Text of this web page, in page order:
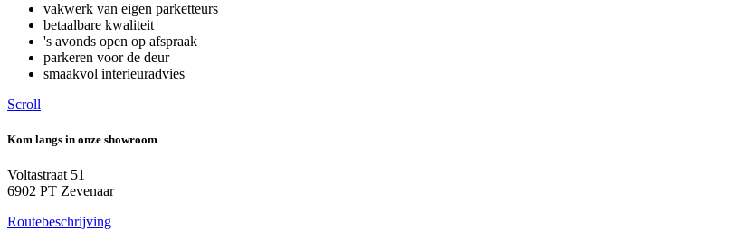
vakwerk van eigen parketteurs
betaalbare kwaliteit
's avonds open op afspraak
parkeren voor de deur
smaakvol interieuradvies
Scroll
Kom langs in onze showroom
Voltastraat 51
6902 PT Zevenaar
Routebeschrijving